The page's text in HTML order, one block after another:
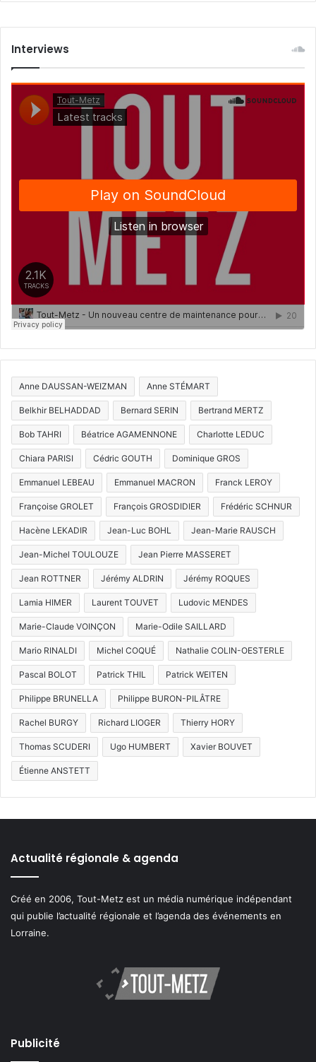
Interviews
Anne DAUSSAN-WEIZMAN Anne STÉMART
Belkhir BELHADDAD Bernard SERIN Bertrand MERTZ
Bob TAHRI Béatrice AGAMENNONE Charlotte LEDUC
Chiara PARISI Cédric GOUTH Dominique GROS
Emmanuel LEBEAU Emmanuel MACRON Franck LEROY
Françoise GROLET François GROSDIDIER Frédéric SCHNUR
Hacène LEKADIR Jean-Luc BOHL Jean-Marie RAUSCH
Jean-Michel TOULOUZE Jean Pierre MASSERET
Jean ROTTNER Jérémy ALDRIN Jérémy ROQUES
Lamia HIMER Laurent TOUVET Ludovic MENDES
Marie-Claude VOINÇON Marie-Odile SAILLARD
Mario RINALDI Michel COQUÉ Nathalie COLIN-OESTERLE
Pascal BOLOT Patrick THIL Patrick WEITEN
Philippe BRUNELLA Philippe BURON-PILÂTRE
Rachel BURGY Richard LIOGER Thierry HORY
Thomas SCUDERI Ugo HUMBERT Xavier BOUVET
Étienne ANSTETT
Actualité régionale & agenda
Créé en 2006, Tout-Metz est un média numérique indépendant
qui publie l’actualité régionale et l’agenda des événements en
Lorraine.
Publicité